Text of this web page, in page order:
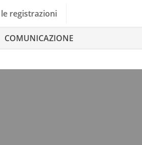
le registrazioni
COMUNICAZIONE